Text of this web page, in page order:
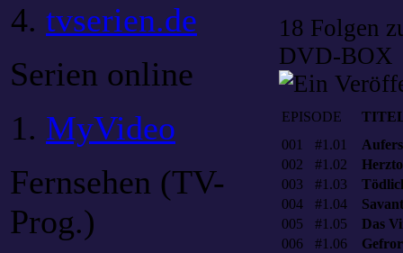
tvserien.de
Serien online
MyVideo
Fernsehen (TV-
Prog.)
18 Folgen
DVD-BOX
EPISODE
001
#1.01
002
#1.02
003
#1.03
004
#1.04
Savant
005
#1.05
Das
006
#1.06